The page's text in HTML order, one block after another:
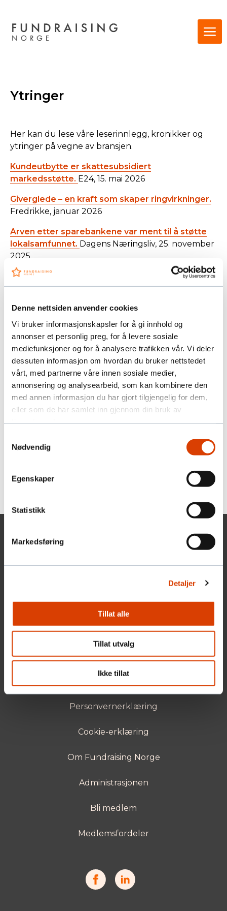
Denne nettsiden anvender cookies
Vi bruker informasjonskapsler for å gi innhold og
annonser et personlig preg, for å levere sosiale
mediefunksjoner og for å analysere trafikken vår. Vi deler
dessuten informasjon om hvordan du bruker nettstedet
vårt, med partnerne våre innen sosiale medier,
annonsering og analysearbeid, som kan kombinere den
med annen informasjon du har gjort tilgjengelig for dem,
eller som de har samlet inn gjennom din bruk av
Nødvendig
Egenskaper
Statistikk
Markedsføring
Detaljer
Tillat alle
Tillat utvalg
Ikke tillat
Ytringer
Her kan du lese våre leserinnlegg, kronikker og
ytringer på vegne av bransjen.
Kundeutbytte er skattesubsidiert
markedsstøtte. E24, 15. mai 2026
Giverglede – en kraft som skaper ringvirkninger.
Fredrikke, januar 2026
Arven etter sparebankene var ment til å støtte
lokalsamfunnet. Dagens Næringsliv, 25. november
2025
Telefoninnsamling er ikke svindel.
Avisa Nordland,
2. juli 2025
Nei, 80 prosent går ikke til administrasjon.
Dagens Næringsliv, 23. mai 2025
De svakeste betaler for sparebankenes
kundeutbytte. Dagens Næringsliv, 1. desember
2025
En hilsen fra Jammerdalen.Aftenposten, 11.
oktober 2024
Aftenblad, 26. april 2022
Besøk Fundraising Norges presserom hos NTB
Øvre Slottsgate 3, 0157
Oslo
Personvernerklæring
Cookie-erklæring
Om Fundraising Norge
Administrasjonen
Bli medlem
Medlemsfordeler